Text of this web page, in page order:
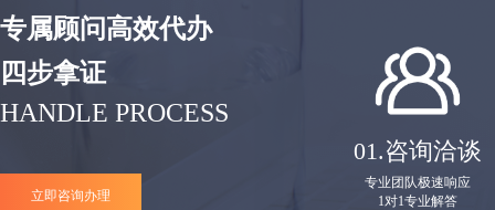
专属顾问高效代办
四步拿证
HANDLE PROCESS
立即咨询办理
01.咨询洽谈
专业团队极速响应
1对1专业解答